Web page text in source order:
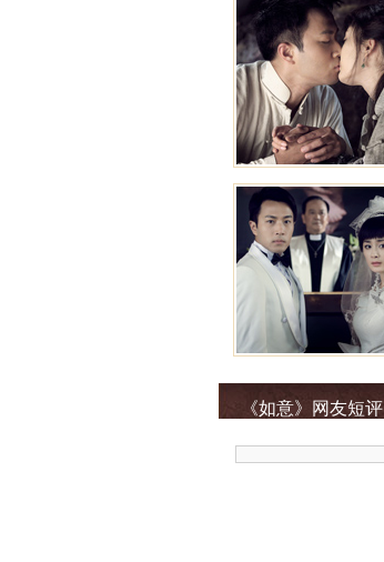
《如意》网友短评